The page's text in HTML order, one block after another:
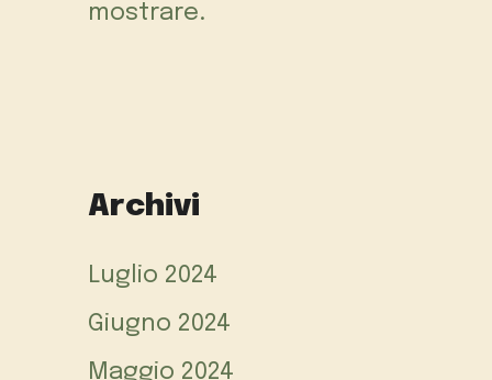
mostrare.
Archivi
Luglio 2024
Giugno 2024
Maggio 2024